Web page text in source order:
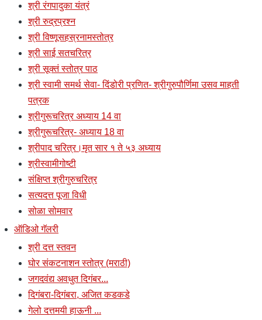
श्री रंगपादुका यंत्रं
श्री रुद्रप्रश्न
श्री विष्णूसहस्रनामस्तोत्र
श्री साई सतचरित्र
श्री सूक्तं स्तोत्र पाठ
श्री स्वामी समर्थ सेवा- दिंडोरी प्रणित- श्रीगुरुपौर्णिमा उसव माहती
पत्रक
श्रीगुरूचरित्र अध्याय 14 वा
श्रीगुरूचरित्र- अध्याय 18 वा
श्रीपाद चरित्र।मृत सार १ ते ५३ अध्याय
श्रीस्वामीगोष्टी
संक्षिप्त श्रीगुरुचरित्र
सत्यदत्त पूजा विधी
सोळा सोमवार
ऑडिओ गॅलरी
श्री दत्त स्तवन
घोर संकटनाशन स्तोत्र (मराठी)
जगदवंद्य अवधुत दिगंबर...
दिगंबरा-दिगंबरा, अजित कडकडे
गेलो दत्तमयी हाऊनी ...